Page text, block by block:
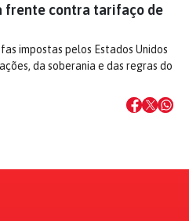
frente contra tarifaço de
impostas pelos Estados Unidos
da soberania e das regras do